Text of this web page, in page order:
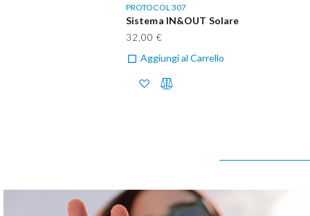
PROTOCOL 307
Sistema IN&OUT Solare
32,00 €
Aggiungi al Carrello